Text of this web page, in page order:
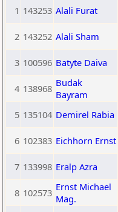
1 143253 Alali Furat
2 143252 Alali Sham
3 100596 Batyte Daiva
4 138968 Budak
Bayram
5 135104 Demirel Rabia
6 102383 Eichhorn Ernst
7 133998 Eralp Azra
8 102573 Ernst Michael
Mag.